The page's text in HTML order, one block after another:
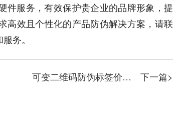
件服务，有效保护贵企业的品牌形象，提
高效且个性化的产品防伪解决方案，请联
务。
可变二维码防伪标签价格—正猫防伪码制作厂的高效解决方案 下一篇>